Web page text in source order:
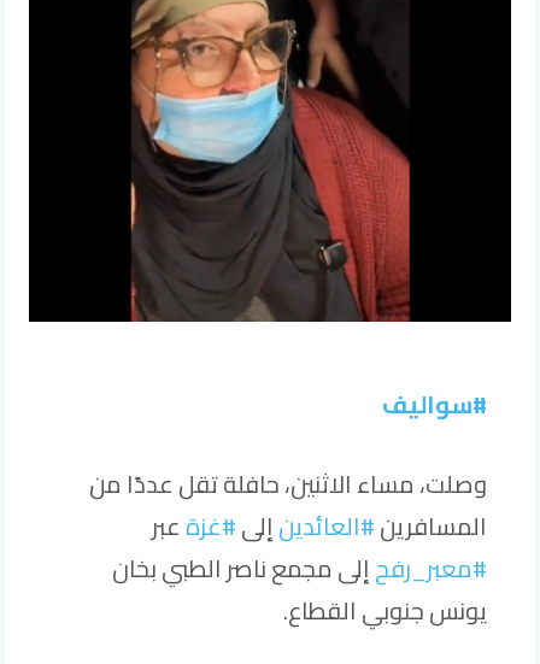
#سواليف
وصلت، مساء الاثنين، حافلة تقل عددًا من
المسافرين#العائدينإلى#غزةعبر
#معبر_رفحإلى مجمع ناصر الطبي بخان
يونس جنوبي القطاع.